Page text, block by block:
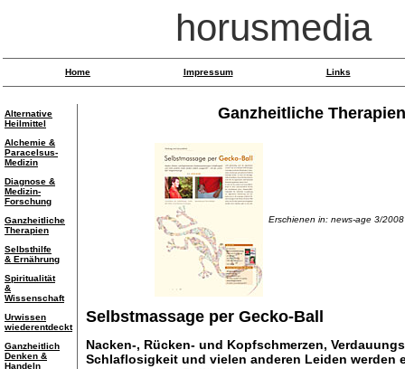
horusmedia
Home Impressum Links
Alternative
Heilmittel
Alchemie &
Paracelsus-
Medizin
Diagnose &
Medizin-
Forschung
Ganzheitliche
Therapien
Selbsthilfe
& Ernährung
Spiritualität
&
Wissenschaft
Urwissen
wiederentdeckt
Ganzheitlich
Denken &
Handeln
Ganzheitliche Therapien
Erschienen in: news-age 3/
Selbstmassage per Gecko-Ball
Nacken-, Rücken- und Kopfschmerzen,
Schlaflosigkeit und vielen anderen Leiden werden